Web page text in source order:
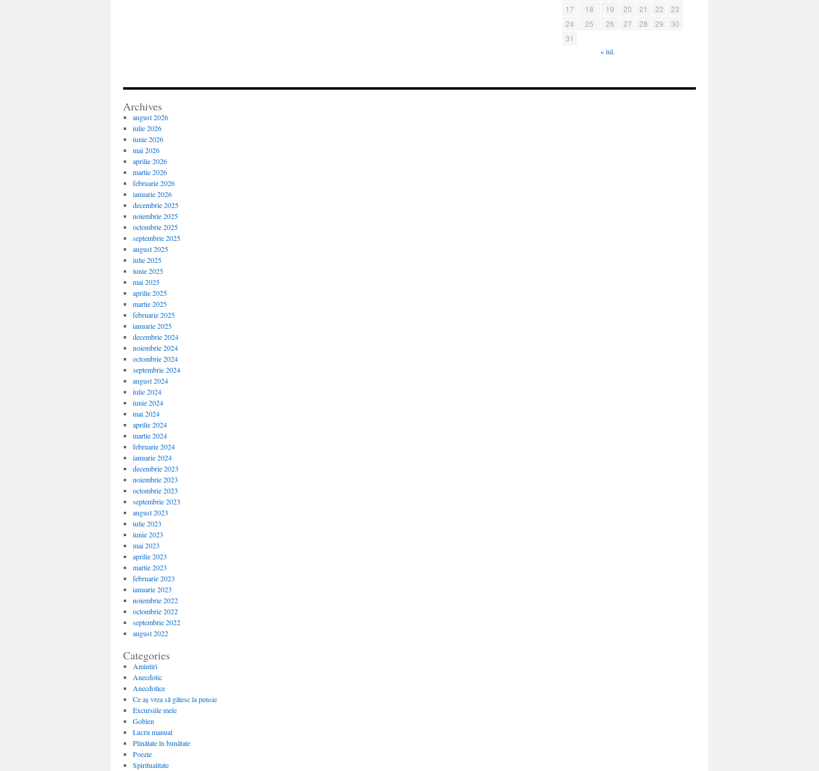
17
18 19 20 21 22
23
24
25 26 27 28 29
30
31
« iul.
Archives
august 2026
iulie 2026
iunie 2026
mai 2026
aprilie 2026
martie 2026
februarie 2026
ianuarie 2026
decembrie 2025
noiembrie 2025
octombrie 2025
septembrie 2025
august 2025
iulie 2025
iunie 2025
mai 2025
aprilie 2025
martie 2025
februarie 2025
ianuarie 2025
decembrie 2024
noiembrie 2024
octombrie 2024
septembrie 2024
august 2024
iulie 2024
iunie 2024
mai 2024
aprilie 2024
martie 2024
februarie 2024
ianuarie 2024
decembrie 2023
noiembrie 2023
octombrie 2023
septembrie 2023
august 2023
iulie 2023
iunie 2023
mai 2023
aprilie 2023
martie 2023
februarie 2023
ianuarie 2023
noiembrie 2022
octombrie 2022
septembrie 2022
august 2022
Categories
Amintiri
Anecdotic
Anecdotice
Ce aș vrea să gătesc la pensie
Excursiile mele
Goblen
Lucru manual
Plinătate în bunătate
Poezie
Spiritualitate